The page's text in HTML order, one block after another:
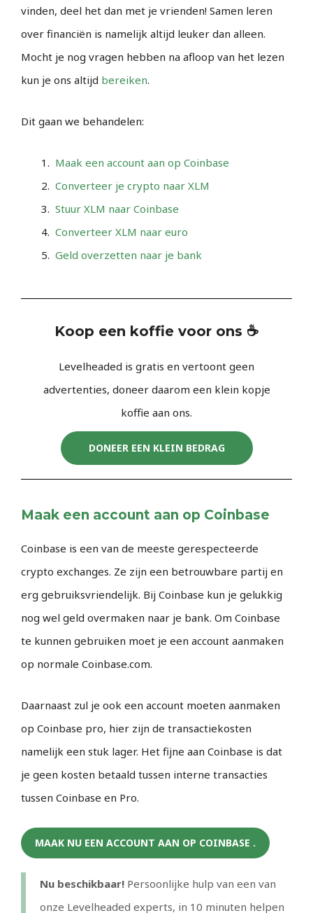
vinden, deel het dan met je vrienden! Samen leren
over financiën is namelijk altijd leuker dan alleen.
Mocht je nog vragen hebben na afloop van het lezen
kun je ons altijd bereiken.
Dit gaan we behandelen:
Maak een account aan op Coinbase
Converteer je crypto naar XLM
Stuur XLM naar Coinbase
Converteer XLM naar euro
Geld overzetten naar je bank
Koop een koffie voor ons ☕
Levelheaded is gratis en vertoont geen
advertenties, doneer daarom een klein kopje
koffie aan ons.
DONEER EEN KLEIN BEDRAG
Maak een account aan op Coinbase
Coinbase is een van de meeste gerespecteerde
crypto exchanges. Ze zijn een betrouwbare partij en
erg gebruiksvriendelijk. Bij Coinbase kun je gelukkig
nog wel geld overmaken naar je bank. Om Coinbase
te kunnen gebruiken moet je een account aanmaken
op normale Coinbase.com.
Daarnaast zul je ook een account moeten aanmaken
op Coinbase pro, hier zijn de transactiekosten
namelijk een stuk lager. Het fijne aan Coinbase is dat
je geen kosten betaald tussen interne transacties
tussen Coinbase en Pro.
MAAK NU EEN ACCOUNT AAN OP COINBASE .
Nu beschikbaar! Persoonlijke hulp van een van
onze Levelheaded experts, in 10 minuten helpen